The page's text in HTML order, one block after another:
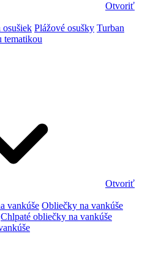
Otvoriť
Plážové osušky Turban
tematikou
Otvoriť
vankúše Obliečky na vankúše
Chlpaté obliečky na vankúše